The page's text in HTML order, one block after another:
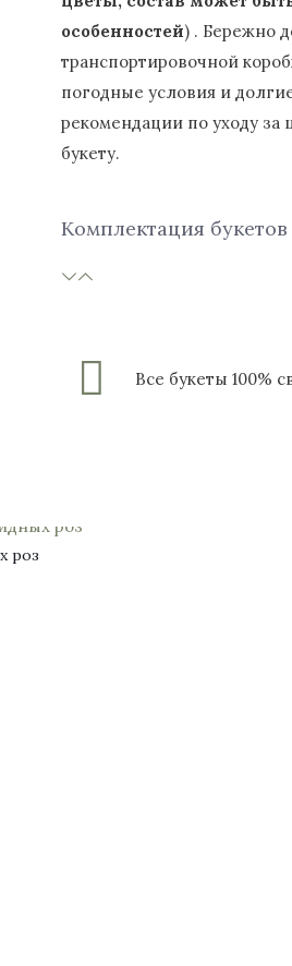
особенностей) . Бережно
транспортировочной
погодные условия и
рекомендации по уходу за
букету.
Комплектация букетов
Все букеты 100%
роз